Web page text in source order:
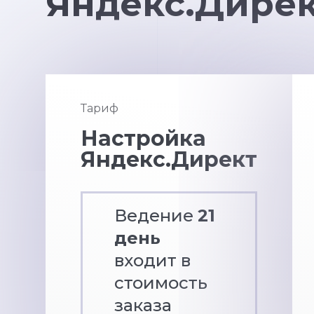
Тариф
Настройка
Яндекс.Директ
Ведение 21
день
входит в
стоимость
заказа